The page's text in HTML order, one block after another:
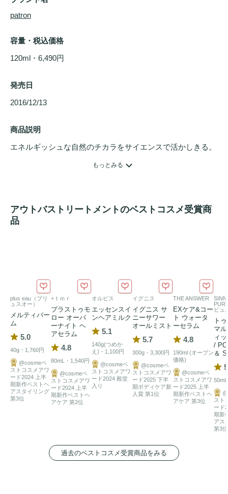
patron
容量・税込価格
120ml・6,490円
発売日
2016/12/13
商品説明
エネルギッシュな自然のチカラをサイエンスで活かしきる。
高保湿。さらに、ベタつかない感触を両立。さっぱりとした
使用感を得られます。希少なエステルオイルで水にも油にも
とで光り輝く美しい髪へ導きます。
もっとみる
アウトバストリートメントのベストコスメ受賞商
品
plus eau（プリ
ュスオー）
メルティバー
ム
5.0
40g・1,760円
@cosmeベ
ストコスメアワ
ード2024 上半
期新作ベストヘ
アスタイリング
第3位
+ｔｍｒ
プラストゥモ
ロー オーバ
ーナイト ヘ
アセラム
4.8
80mL・1,540円
@cosmeベ
ストコスメアワ
ード2024 上半
期新作ベストヘ
アケア 第2位
オルビス
エッセンスイ
ンヘアミルク
5.1
140g(つめか
え)・1,100円
@cosmeベ
ストコスメアワ
ード2024 殿堂
入り
イグニス
イグニス サ
ニーサワー
オールミスト
5.7
300g・3,300円
@cosmeベ
ストコスメアワ
ード2025 下半
期ボディケア新
人賞 第1位
THE ANSWER
EXケア&コー
ト ウォータ
ーセラム
4.8
190ml (オープン
価格)
@cosmeベ
ストコスメアワ
ード2025 上半
期新作ベストヘ
アケア 第3位
SINN
ピュ
ト
マ
ィ
/
＆
スト
ード
期新
アス
第3位
過去のベストコスメ受賞商品をみる